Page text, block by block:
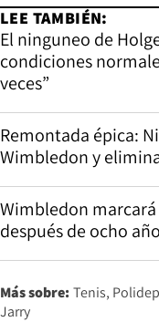
LEE TAMBIÉN:
El ninguneo de
condiciones
veces”
Remontada épica:
Wimbledon y
Wimbledon
después de ocho
Más sobre: Tenis
Jarry